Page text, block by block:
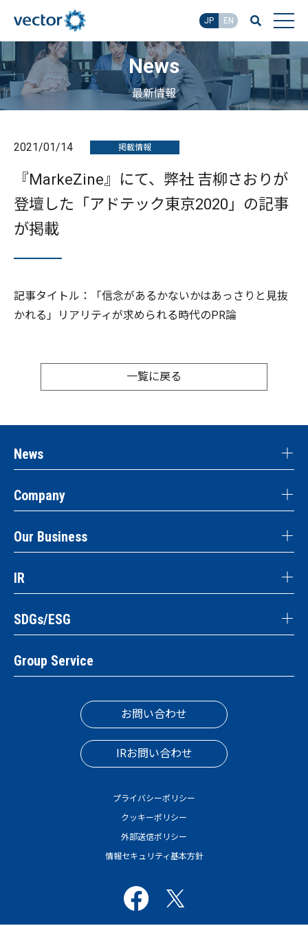
JP EN
News
最新情報
2021/01/14 掲載情報
『MarkeZine』にて、弊社 吉柳さおりが
登壇した「アドテック東京2020」の記事
が掲載
記事タイトル：「信念があるかないかはあっさりと見抜
かれる」リアリティが求められる時代のPR論
一覧に戻る
News
Company
Our Business
IR
SDGs/ESG
Group Service
お問い合わせ
IRお問い合わせ
プライバシーポリシー
クッキーポリシー
外部送信ポリシー
情報セキュリティ基本方針